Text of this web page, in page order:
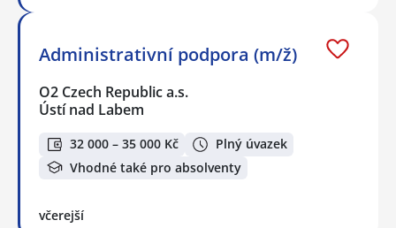
Administrativní podpora (m/ž)
O2 Czech Republic a.s.
Ústí nad Labem
32 000 – 35 000 Kč
Plný úvazek
Vhodné také pro absolventy
včerejší